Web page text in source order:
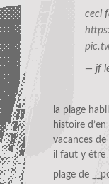
ceci
— jf
la plage
histoire
vacances
il faut y être
plage de